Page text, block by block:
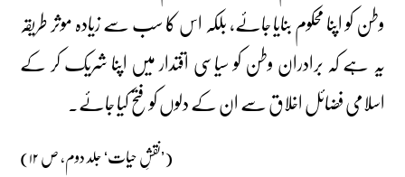
وطن کو اپنا محکوم بنایا جائے، بلکہ اس کا سب سے زیادہ موثر طریقہ
یہ ہے کہ برادران وطن کو سیاسی اقتدار میں اپنا شریک کر کے
اسلامی فضائل اخلاق سے ان کے دلوں کو فتح کیا جائے۔
(’نقشِ حیات‘ جلد دوم، ص ۱۲)